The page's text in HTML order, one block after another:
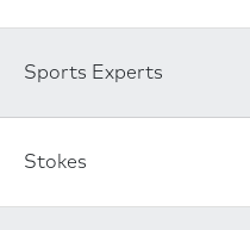
Sports Experts
Stokes